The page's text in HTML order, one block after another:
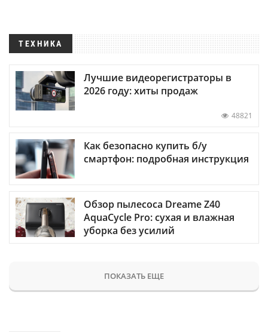
ТЕХНИКА
Лучшие видеорегистраторы в
2026 году: хиты продаж
48821
Как безопасно купить б/у
смартфон: подробная инструкция
Обзор пылесоса Dreame Z40
AquaCycle Pro: сухая и влажная
уборка без усилий
ПОКАЗАТЬ ЕЩЕ